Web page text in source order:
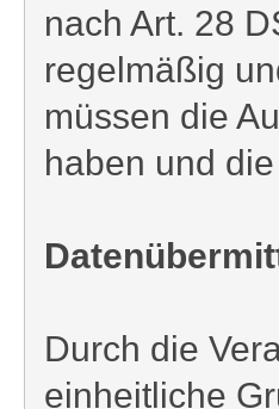
nach Art. 28
regelmäßig
müssen die
haben und
Durch die
einheitliche